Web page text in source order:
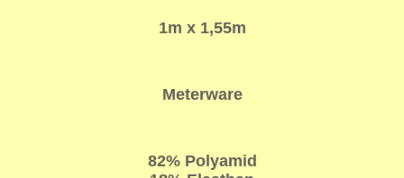
1m x 1,55m
Meterware
82% Polyamid